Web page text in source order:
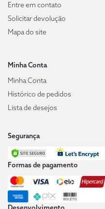
Entre em contato
Solicitar devolução
Mapa do site
Minha Conta
Minha Conta
Histórico de pedidos
Lista de desejos
Segurança
Formas de pagamento